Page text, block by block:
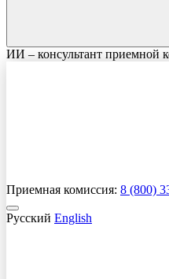
ИИ – консультант приемной
Приемная комиссия: 8 (800)
Русский English